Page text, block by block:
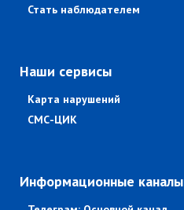
Стать наблюдателем
Наши сервисы
Карта нарушений
СМС-ЦИК
Информационные каналы